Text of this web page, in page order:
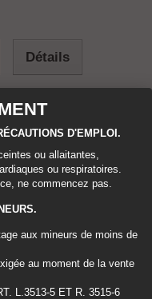
Détails
D'EMPLOI.
ou allaitantes,
ou respiratoires.
ne commencez pas.
aux mineurs de moins de
au moment de la vente
L.3513-5 ET R. 3515-6